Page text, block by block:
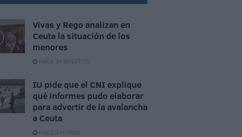
Vivas y Rego analizan en
Ceuta la situación de los
menores
HACE 39 MINUTOS
IU pide que el CNI explique
qué informes pudo elaborar
para advertir de la avalancha
a Ceuta
HACE 3 HORAS